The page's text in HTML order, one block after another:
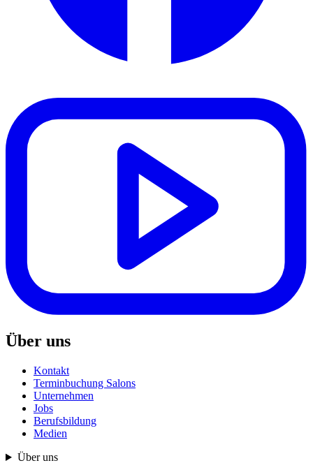
Über uns
Kontakt
Terminbuchung Salons
Unternehmen
Jobs
Berufsbildung
Medien
Über uns